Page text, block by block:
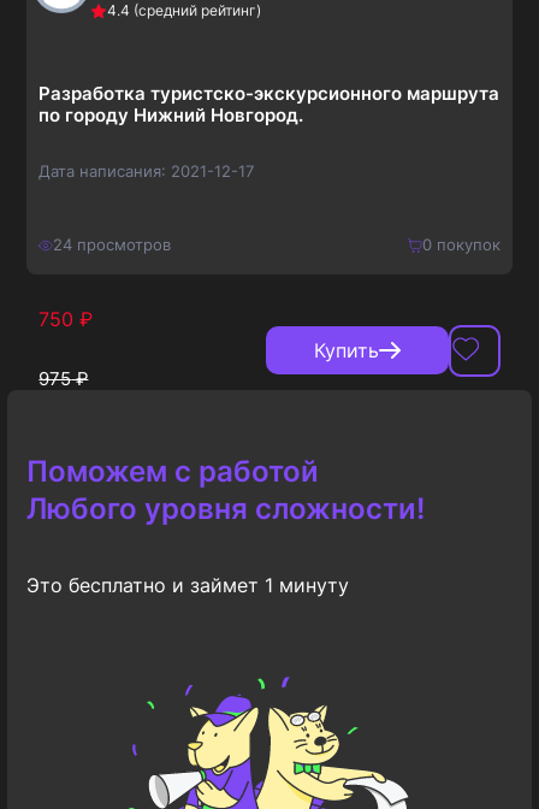
4.4 (средний рейтинг)
Разработка туристско-экскурсионного маршрута
по городу Нижний Новгород.
Дата написания: 2021-12-17
24 просмотров 0покупок
750 ₽
975₽
Купить
Поможем с работой
Любого уровня сложности!
Это бесплатно и займет 1 минуту